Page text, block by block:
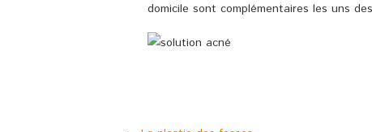
domicile sont complémentaires les uns